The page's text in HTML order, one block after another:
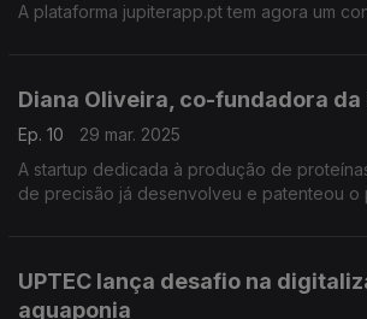
A plataforma jupiterapp.pt tem agora um
Diana Oliveira, co-fundadora da
Ep. 10
29 mar. 2025
A startup dedicada à produção de
de precisão já desenvolveu e patenteou o
UPTEC lança desafio na
aquaponia